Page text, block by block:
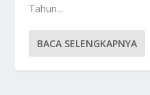
Tahun...
BACA SELENGKAPNYA